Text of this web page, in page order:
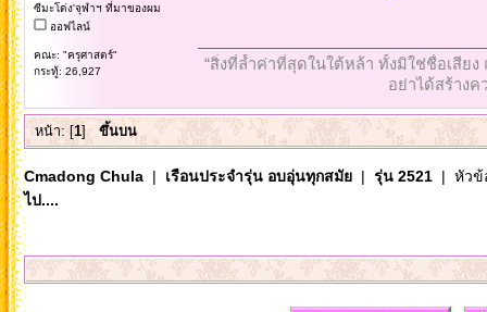
ซีมะโด่ง'จุฬาฯ ที่มาของผม
ออฟไลน์
คณะ: "ครุศาสตร์"
กระทู้: 26,927
“สิ่งที่ล้ำค่าที่สุดในใต้หล้า ทั้งมิใช่ชื่อเสีย
อย่าได้สร้างค
หน้า: [1] ขึ้นบน
Cmadong Chula| เรือนประจำรุ่น อบอุ่นทุกสมัย| รุ่น 2521| หัวข้
ไป....